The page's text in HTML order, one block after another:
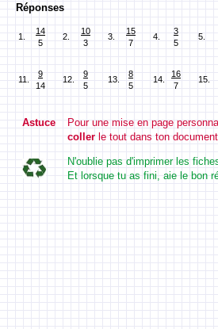
Réponses
1.
14
5
2.
10
3
3.
15
7
4.
3
5
5.
11.
9
14
12.
9
5
13.
8
5
14.
16
7
15.
Astuce Pour une mise en page
coller le tout dans ton
N'oublie pas d'imprimer les
Et lorsque tu as fini, aie le bon